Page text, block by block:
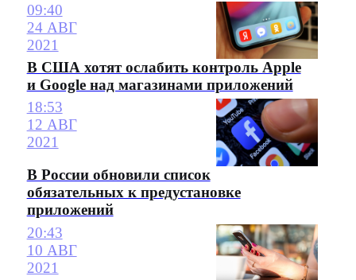
09:40
24 АВГ
2021
В США хотят ослабить контроль Apple
и Google над магазинами приложений
18:53
12 АВГ
2021
В России обновили список
обязательных к предустановке
приложений
20:43
10 АВГ
2021